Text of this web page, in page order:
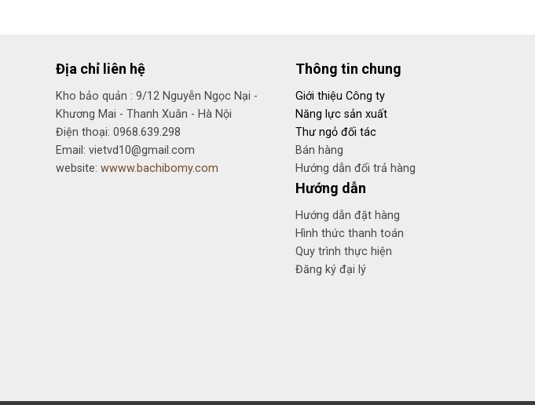
Địa chỉ liên hệ
Kho bảo quản : 9/12 Nguyễn Ngọc Nại -
Khương Mai - Thanh Xuân - Hà Nội
Điện thoại: 0968.639.298
Email: vietvd10@gmail.com
website: wwww.bachibomy.com
Thông tin chung
Giới thiệu Công ty
Năng lực sản xuất
Thư ngỏ đối tác
Bán hàng
Hướng dẫn đổi trả hàng
Hướng dẫn
Hướng dẫn đặt hàng
Hình thức thanh toán
Quy trình thực hiện
Đăng ký đại lý